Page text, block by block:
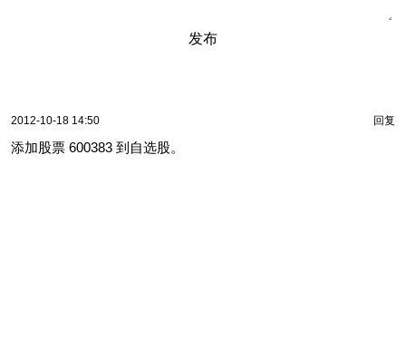
发布
2012-10-18 14:50 回复
添加股票 600383 到自选股。